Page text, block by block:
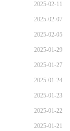
2025-02-11
2025-02-07
2025-02-05
2025-01-29
2025-01-27
2025-01-24
2025-01-23
2025-01-22
2025-01-21